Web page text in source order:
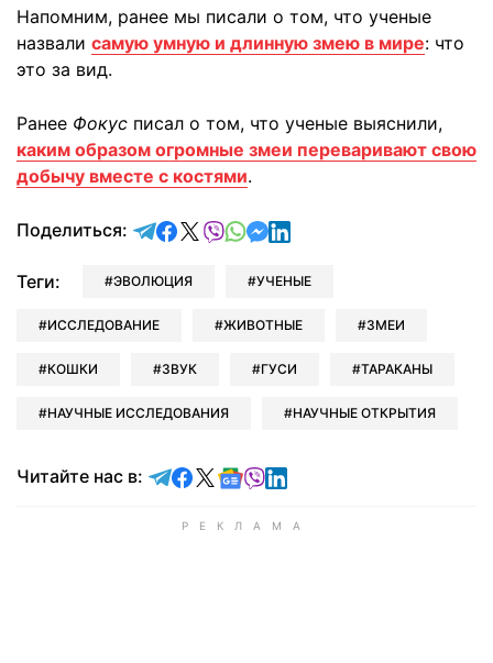
Напомним, ранее мы писали о том, что ученые
назвали самую умную и длинную змею в мире: что
это за вид.
Ранее Фокус писал о том, что ученые выяснили,
каким образом огромные змеи переваривают свою
добычу вместе с костями.
Поделиться: отправить в Telegram
поделиться в Facebook
поделиться в X
отправить в Viber
отправить в Whatsapp
отправить в Messenger
отправить в LinkedIn
Теги: ЭВОЛЮЦИЯ УЧЕНЫЕ
ИССЛЕДОВАНИЕ ЖИВОТНЫЕ ЗМЕИ
КОШКИ ЗВУК ГУСИ ТАРАКАНЫ
НАУЧНЫЕ ИССЛЕДОВАНИЯ НАУЧНЫЕ ОТКРЫТИЯ
Читайте нас в: Читайте в Telegram
Читайте в Facebook
Читайте в X
Читайте в Google news
Читайте в Viber
Читайте в LinkedIn